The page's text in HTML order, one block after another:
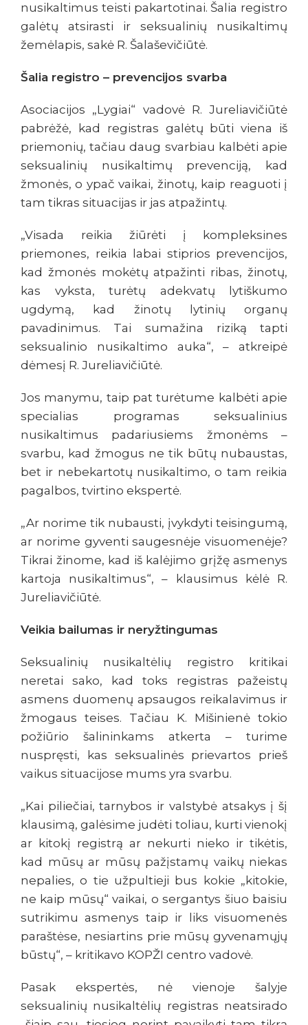
nusikaltimus teisti pakartotinai. Šalia registro
galėtų atsirasti ir seksualinių nusikaltimų
žemėlapis, sakė R. Šalaševičiūtė.
Šalia registro – prevencijos svarba
Asociacijos „Lygiai“ vadovė R. Jureliavičiūtė
pabrėžė, kad registras galėtų būti viena iš
priemonių, tačiau daug svarbiau kalbėti apie
seksualinių nusikaltimų prevenciją, kad
žmonės, o ypač vaikai, žinotų, kaip reaguoti į
tam tikras situacijas ir jas atpažintų.
„Visada reikia žiūrėti į kompleksines
priemones, reikia labai stiprios prevencijos,
kad žmonės mokėtų atpažinti ribas, žinotų,
kas vyksta, turėtų adekvatų lytiškumo
ugdymą, kad žinotų lytinių organų
pavadinimus. Tai sumažina riziką tapti
seksualinio nusikaltimo auka“, – atkreipė
dėmesį R. Jureliavičiūtė.
Jos manymu, taip pat turėtume kalbėti apie
specialias programas seksualinius
nusikaltimus padariusiems žmonėms –
svarbu, kad žmogus ne tik būtų nubaustas,
bet ir nebekartotų nusikaltimo, o tam reikia
pagalbos, tvirtino ekspertė.
„Ar norime tik nubausti, įvykdyti teisingumą,
ar norime gyventi saugesnėje visuomenėje?
Tikrai žinome, kad iš kalėjimo grįžę asmenys
kartoja nusikaltimus“, – klausimus kėlė R.
Jureliavičiūtė.
Veikia bailumas ir neryžtingumas
Seksualinių nusikaltėlių registro kritikai
neretai sako, kad toks registras pažeistų
asmens duomenų apsaugos reikalavimus ir
žmogaus teises. Tačiau K. Mišinienė tokio
požiūrio šalininkams atkerta – turime
nuspręsti, kas seksualinės prievartos prieš
vaikus situacijose mums yra svarbu.
„Kai piliečiai, tarnybos ir valstybė atsakys į šį
klausimą, galėsime judėti toliau, kurti vienokį
ar kitokį registrą ar nekurti nieko ir tikėtis,
kad mūsų ar mūsų pažįstamų vaikų niekas
nepalies, o tie užpultieji bus kokie „kitokie,
ne kaip mūsų“ vaikai, o sergantys šiuo baisiu
sutrikimu asmenys taip ir liks visuomenės
paraštėse, nesiartins prie mūsų gyvenamųjų
būstų“, – kritikavo KOPŽI centro vadovė.
Pasak ekspertės, nė vienoje šalyje
seksualinių nusikaltėlių registras neatsirado